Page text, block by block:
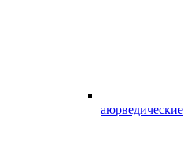
аюрведические